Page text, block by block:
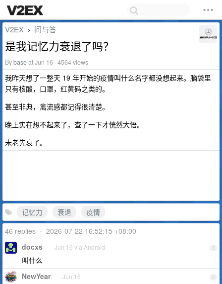
V2EX › 问与答
是我记忆力衰退了吗？
Bybaseat Jun 16 · 4564 views
我昨天想了一整天 19 年开始的疫情叫什么名字都没想起来。脑袋里
只有核酸，口罩，红黄码之类的。
甚至非典，禽流感都记得很清楚。
晚上实在想不起来了，查了一下才恍然大悟。
未老先衰了。
记忆力 衰退
疫情
46 replies • 2026-07-22 16:52:15 +08:00
1
docxs Jun 16 via Android
叫什么
2
NewYear Jun 16